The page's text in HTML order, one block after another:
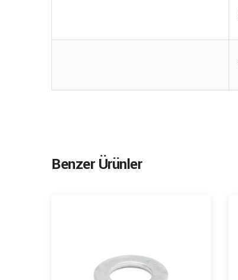
Benzer Ürünler